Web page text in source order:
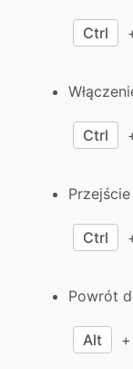
Ctrl
Ctrl
Ctrl
Powrót
Alt +